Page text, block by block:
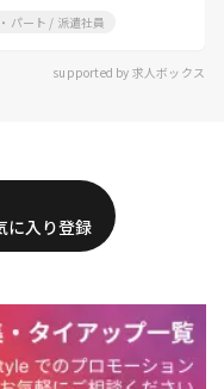
パート / 派遣社員
supported by 求人ボックス
に入り登録